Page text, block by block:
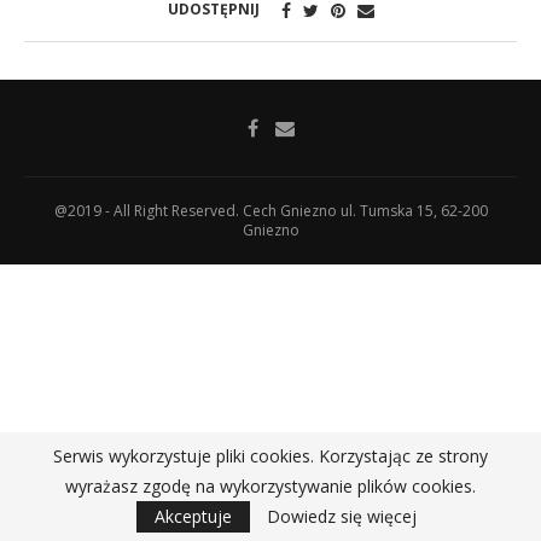
UDOSTĘPNIJ
@2019 - All Right Reserved. Cech Gniezno ul. Tumska 15, 62-200
Gniezno
Serwis wykorzystuje pliki cookies. Korzystając ze strony
wyrażasz zgodę na wykorzystywanie plików cookies.
Akceptuje
Dowiedz się więcej